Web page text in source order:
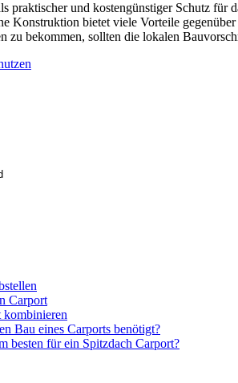
praktischer und kostengünstiger Schutz
Konstruktion bietet viele Vorteile
zu bekommen, sollten die lokalen
Carport
kombinieren
Bau eines Carports benötigt?
besten für ein Spitzdach Carport?